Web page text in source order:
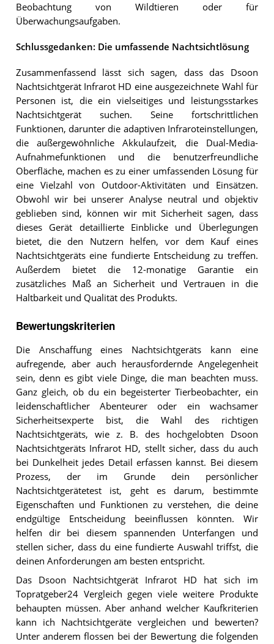
Beobachtung von Wildtieren oder für
Überwachungsaufgaben.
Schlussgedanken: Die umfassende Nachtsichtlösung
Zusammenfassend lässt sich sagen, dass das Dsoon
Nachtsichtgerät Infrarot HD eine ausgezeichnete Wahl für
Personen ist, die ein vielseitiges und leistungsstarkes
Nachtsichtgerät suchen. Seine fortschrittlichen
Funktionen, darunter die adaptiven Infraroteinstellungen,
die außergewöhnliche Akkulaufzeit, die Dual-Media-
Aufnahmefunktionen und die benutzerfreundliche
Oberfläche, machen es zu einer umfassenden Lösung für
eine Vielzahl von Outdoor-Aktivitäten und Einsätzen.
Obwohl wir bei unserer Analyse neutral und objektiv
geblieben sind, können wir mit Sicherheit sagen, dass
dieses Gerät detaillierte Einblicke und Überlegungen
bietet, die den Nutzern helfen, vor dem Kauf eines
Nachtsichtgeräts eine fundierte Entscheidung zu treffen.
Außerdem bietet die 12-monatige Garantie ein
zusätzliches Maß an Sicherheit und Vertrauen in die
Haltbarkeit und Qualität des Produkts.
Bewertungskriterien
Die Anschaffung eines Nachtsichtgeräts kann eine
aufregende, aber auch herausfordernde Angelegenheit
sein, denn es gibt viele Dinge, die man beachten muss.
Ganz gleich, ob du ein begeisterter Tierbeobachter, ein
leidenschaftlicher Abenteurer oder ein wachsamer
Sicherheitsexperte bist, die Wahl des richtigen
Nachtsichtgeräts, wie z. B. des hochgelobten Dsoon
Nachtsichtgeräts Infrarot HD, stellt sicher, dass du auch
bei Dunkelheit jedes Detail erfassen kannst. Bei diesem
Prozess, der im Grunde dein persönlicher
Nachtsichtgerätetest ist, geht es darum, bestimmte
Eigenschaften und Funktionen zu verstehen, die deine
endgültige Entscheidung beeinflussen könnten. Wir
helfen dir bei diesem spannenden Unterfangen und
stellen sicher, dass du eine fundierte Auswahl triffst, die
deinen Anforderungen am besten entspricht.
Das Dsoon Nachtsichtgerät Infrarot HD hat sich im
Topratgeber24 Vergleich gegen viele weitere Produkte
behaupten müssen. Aber anhand welcher Kaufkriterien
kann ich Nachtsichtgeräte vergleichen und bewerten?
Unter anderem flossen bei der Bewertung die folgenden